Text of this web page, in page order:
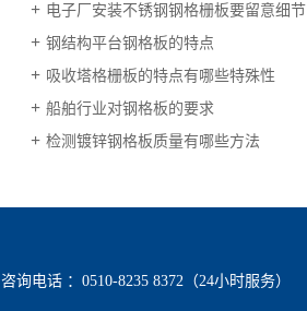
电子厂安装不锈钢钢格栅板要留意细节
钢结构平台钢格板的特点
吸收塔格栅板的特点有哪些特殊性
船舶行业对钢格板的要求
检测镀锌钢格板质量有哪些方法
咨询电话 ：0510-8235 8372（24小时服务）